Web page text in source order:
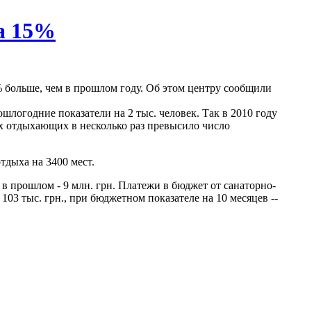
15%
чем в прошлом году. Об этом центру сообщили
показатели на 2 тыс. человек. Так в 2010 году
отдыхающих в несколько раз превысило число
на 3400 мест.
в прошлом - 9 млн. грн. Платежи в бюджет от санаторно-
тыс. грн., при бюджетном показателе на 10 месяцев --